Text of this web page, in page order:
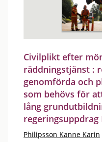
Civilplikt efter
räddningstjänst :
genomförda och
som behövs för
lång
regeringsuppdrag
Philipsson Kanne Karin